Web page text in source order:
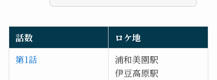
話数
ロケ地
第1話
浦和美園駅
伊豆高原駅